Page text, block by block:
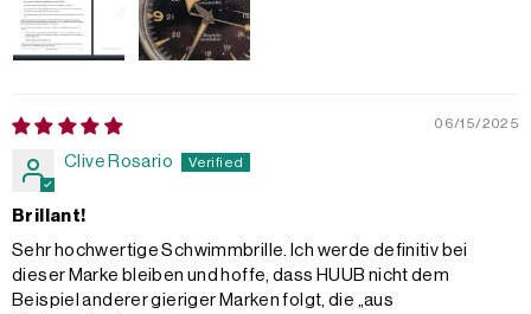
06/15/2025
Clive Rosario
Brillant!
Sehr hochwertige Schwimmbrille. Ich werde definitiv bei
dieser Marke bleiben und hoffe, dass HUUB nicht dem
Beispiel anderer gieriger Marken folgt, die „aus